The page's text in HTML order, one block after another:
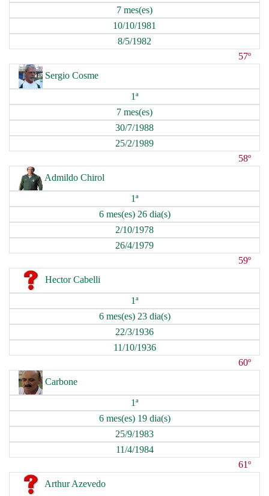
7 mes(es)
10/10/1981
8/5/1982
57º
Sergio Cosme
1ª
7 mes(es)
30/7/1988
25/2/1989
58º
Admildo Chirol
1ª
6 mes(es) 26 dia(s)
2/10/1978
26/4/1979
59º
Hector Cabelli
1ª
6 mes(es) 23 dia(s)
22/3/1936
11/10/1936
60º
Carbone
1ª
6 mes(es) 19 dia(s)
25/9/1983
11/4/1984
61º
Arthur Azevedo